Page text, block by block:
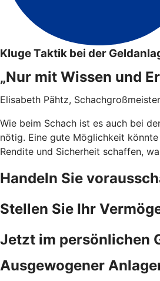
Kluge Taktik bei der
„Nur mit Wissen und
Elisabeth Pähtz,
Wie beim Schach ist es auch bei
nötig. Eine gute Möglichkeit
Rendite und Sicherheit schaffen,
Handeln Sie
Stellen Sie Ihr
Jetzt im persönlichen
Ausgewogener